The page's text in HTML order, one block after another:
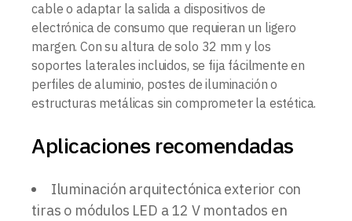
cable o adaptar la salida a dispositivos de
electrónica de consumo que requieran un ligero
margen. Con su altura de solo 32 mm y los
soportes laterales incluidos, se fija fácilmente en
perfiles de aluminio, postes de iluminación o
estructuras metálicas sin comprometer la estética.
Aplicaciones recomendadas
Iluminación arquitectónica exterior con
tiras o módulos LED a 12 V montados en